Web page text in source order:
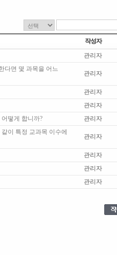
작성자
관리자
다면 몇 과목을 어느
관리자
관리자
관리자
떻게 합니까?
관리자
이 특정 교과목 이수에
관리자
관리자
관리자
관리자